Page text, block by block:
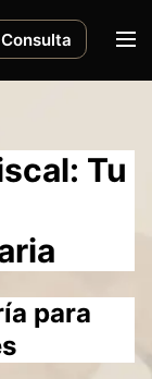
Consulta
M
Tu
para